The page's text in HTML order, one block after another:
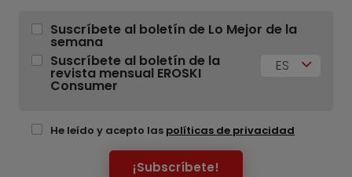
Suscríbete al boletín de Lo Mejor de la
semana
Suscríbete al boletín de la
revista mensual EROSKI
Consumer
ES
He leído y acepto las políticas de privacidad
¡Subscríbete!